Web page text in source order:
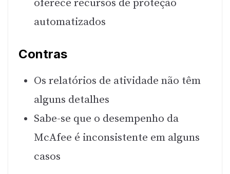
oferece recursos de proteção
automatizados
Contras
Os relatórios de atividade não têm
alguns detalhes
Sabe-se que o desempenho da
McAfee é inconsistente em alguns
casos